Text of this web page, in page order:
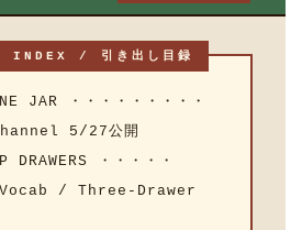
INDEX / 引き出し目録
JAR ・・・・・・・・・
5/27公開
DRAWERS ・・・・・
/ Three-Drawer